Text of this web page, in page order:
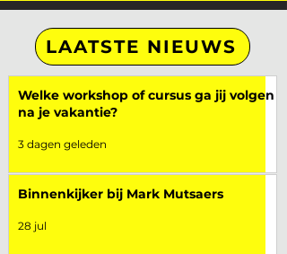
LAATSTE NIEUWS
Welke workshop of cursus ga jij volgen
na je vakantie?
3 dagen geleden
Binnenkijker bij Mark Mutsaers
28 jul